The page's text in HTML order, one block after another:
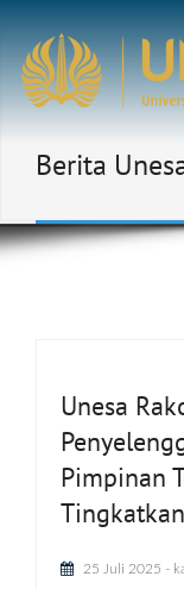
Berita
Unesa
Pimpinan
25 Juli 2025 -